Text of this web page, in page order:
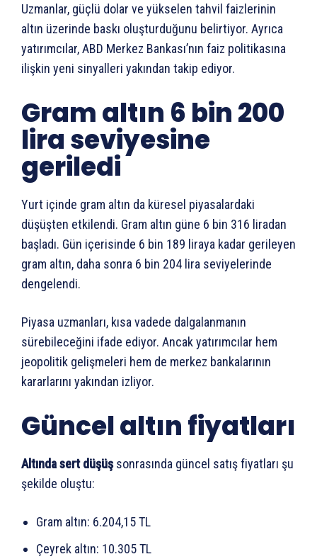
Uzmanlar, güçlü dolar ve yükselen tahvil faizlerinin
altın üzerinde baskı oluşturduğunu belirtiyor. Ayrıca
yatırımcılar, ABD Merkez Bankası’nın faiz politikasına
ilişkin yeni sinyalleri yakından takip ediyor.
Gram altın 6 bin 200
lira seviyesine
geriledi
Yurt içinde gram altın da küresel piyasalardaki
düşüşten etkilendi. Gram altın güne 6 bin 316 liradan
başladı. Gün içerisinde 6 bin 189 liraya kadar gerileyen
gram altın, daha sonra 6 bin 204 lira seviyelerinde
dengelendi.
Piyasa uzmanları, kısa vadede dalgalanmanın
sürebileceğini ifade ediyor. Ancak yatırımcılar hem
jeopolitik gelişmeleri hem de merkez bankalarının
kararlarını yakından izliyor.
Güncel altın fiyatları
Altında sert düşüşsonrasında güncel satış fiyatları şu
şekilde oluştu:
Gram altın: 6.204,15 TL
Çeyrek altın: 10.305 TL